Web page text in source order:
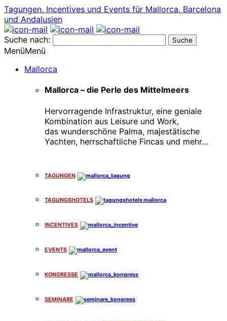
Tagungen, Incentives und Events für Mallorca, Barcelona
und Andalusien
Suche nach:
MenüMenü
Mallorca
Mallorca – die Perle des Mittelmeers
Hervorragende Infrastruktur, eine geniale
Kombination aus Leisure und Work,
das wunderschöne Palma, majestätische
Yachten, herrschaftliche Fincas und mehr…
TAGUNGEN
TAGUNGSHOTELS
INCENTIVES
EVENTS
KONGRESSE
SEMINARE